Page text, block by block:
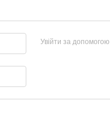
Увійти за допомогою